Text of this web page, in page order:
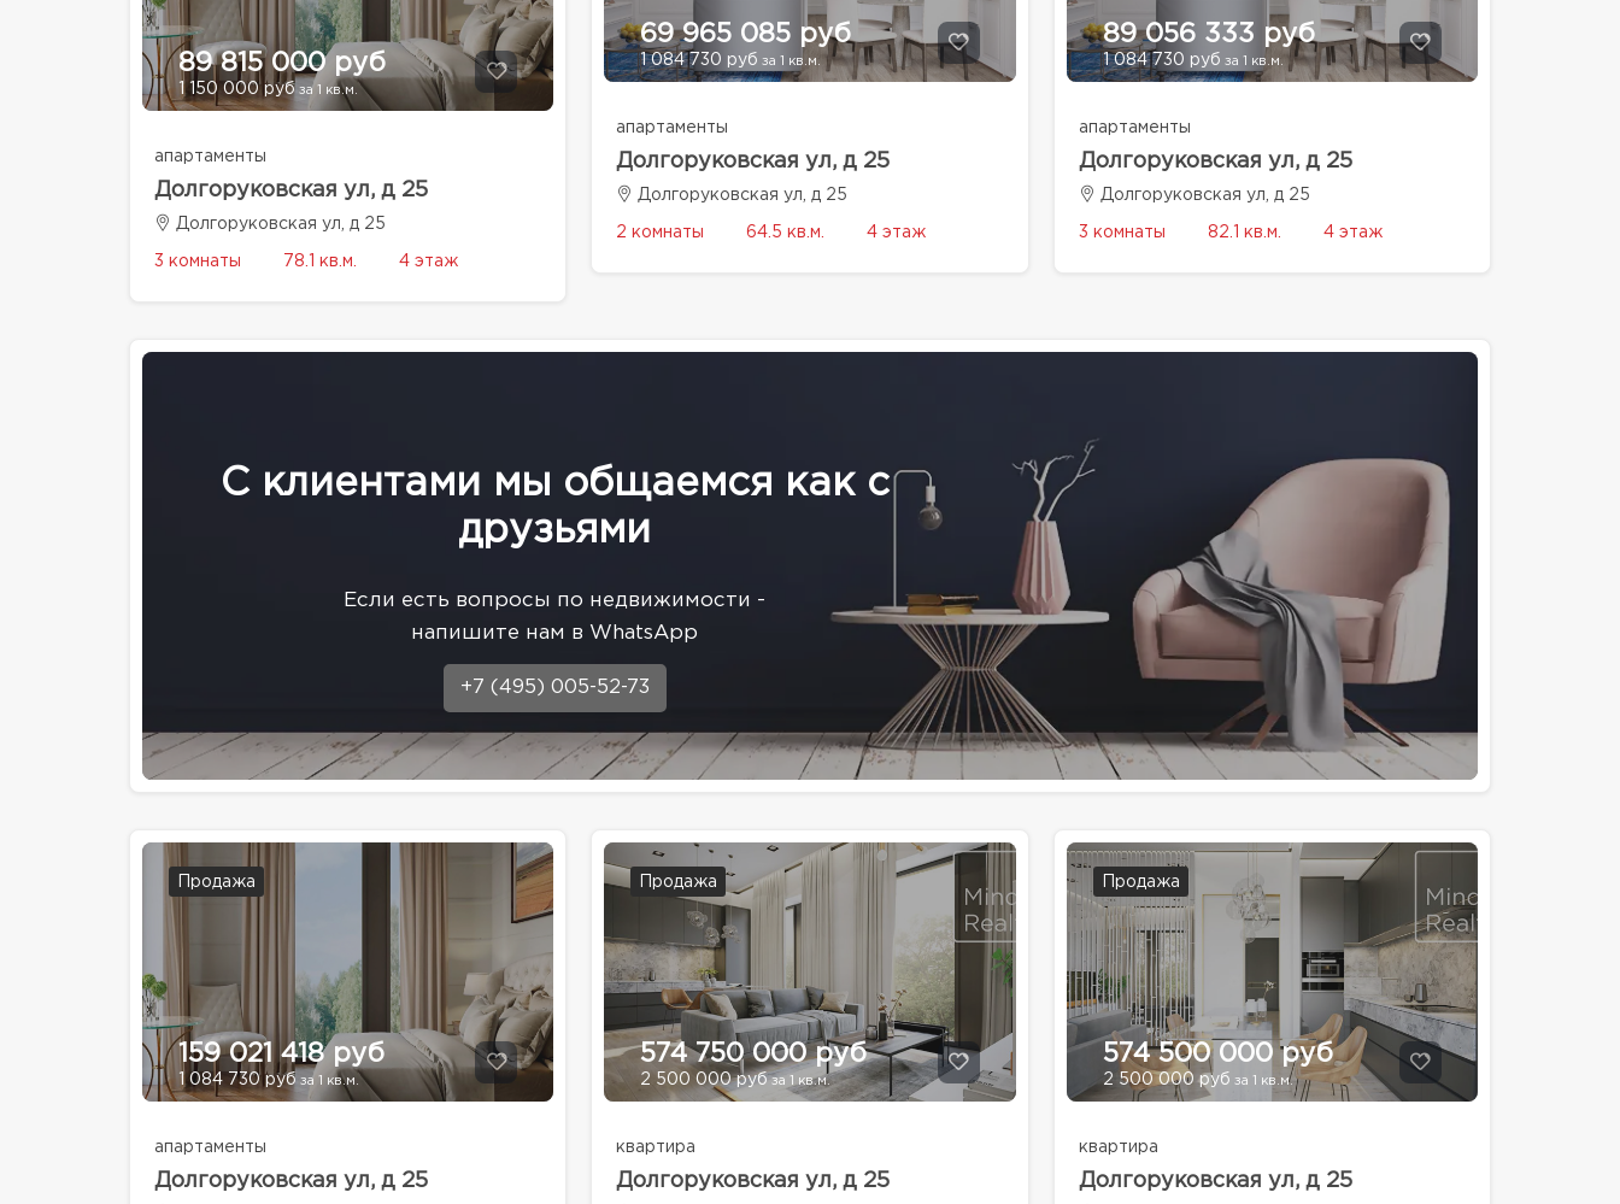
89 815 000 руб
1 150 000 руб за 1 кв.м.
апартаменты
Долгоруковская ул, д 25
Долгоруковская ул, д 25
3 комнаты 78.1 кв.м. 4 этаж
69 965 085 руб
1 084 730 руб за 1 кв.м.
апартаменты
Долгоруковская ул, д 25
Долгоруковская ул, д 25
2 комнаты 64.5 кв.м. 4 этаж
89 056 333 руб
1 084 730 руб за 1 кв.м.
апартаменты
Долгоруковская ул, д 25
Долгоруковская ул, д 25
3 комнаты 82.1 кв.м. 4 этаж
С клиентами мы общаемся как с
друзьями
Eсли есть вопросы по недвижимости -
напишите нам в WhatsApp
+7 (495) 005-52-73
Продажа
159 021 418 руб
1 084 730 руб за 1 кв.м.
апартаменты
Долгоруковская ул, д 25
Продажа
574 750 000 руб
2 500 000 руб за 1 кв.м.
квартира
Долгоруковская ул, д 25
Продажа
574 500 000 руб
2 500 000 руб за 1 кв.м.
квартира
Долгоруковская ул, д 25